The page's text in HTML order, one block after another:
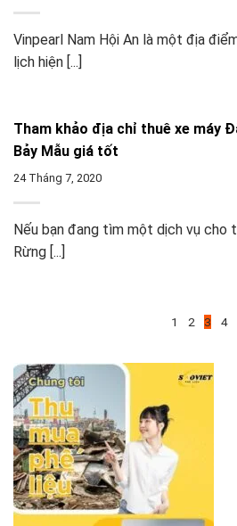
Vinpearl Nam Hội An là một địa
lịch hiện [...]
Tham khảo địa chỉ thuê xe máy
Bảy Mẫu giá tốt
24 Tháng 7, 2020
Nếu bạn đang tìm một dịch vụ cho
Rừng [...]
1 2 3 4